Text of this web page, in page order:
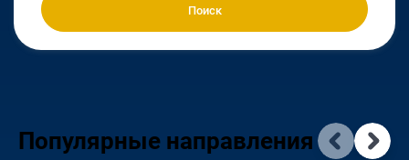
Поиск
Популярные направления